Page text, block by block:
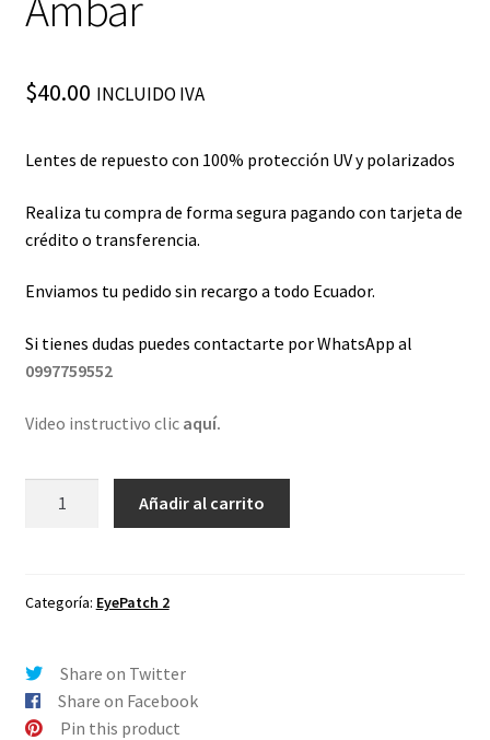
$40.00 INCLUIDO IVA
Lentes de repuesto con 100% protección UV y polarizados
Realiza tu compra de forma segura pagando con tarjeta de
crédito o transferencia.
Enviamos tu pedido sin recargo a todo Ecuador.
Si tienes dudas puedes contactarte por WhatsApp al
0997759552
Video instructivo clic aquí.
Oakley
Ambar
cantidad
Añadir al carrito
Categoría: EyePatch 2
Share on Twitter
Share on Facebook
Pin this product